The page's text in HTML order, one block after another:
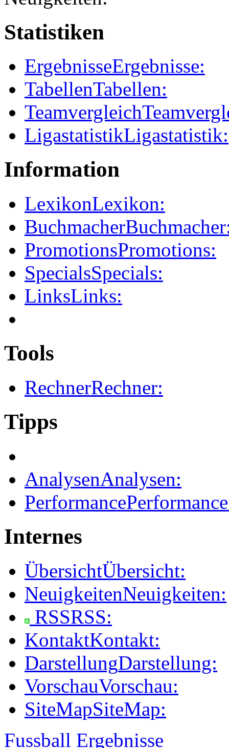
Statistiken
ErgebnisseErgebnisse:
TabellenTabellen:
Teamvergleich
LigastatistikLigastatistik:
Information
LexikonLexikon:
Buchmacher
PromotionsPromotions:
SpecialsSpecials:
LinksLinks:
Tools
RechnerRechner:
Tipps
AnalysenAnalysen:
Performance
Internes
ÜbersichtÜbersicht:
NeuigkeitenNeuigkeiten:
RSSRSS:
KontaktKontakt:
DarstellungDarstellung:
VorschauVorschau:
SiteMapSiteMap:
Fussball Ergebnisse